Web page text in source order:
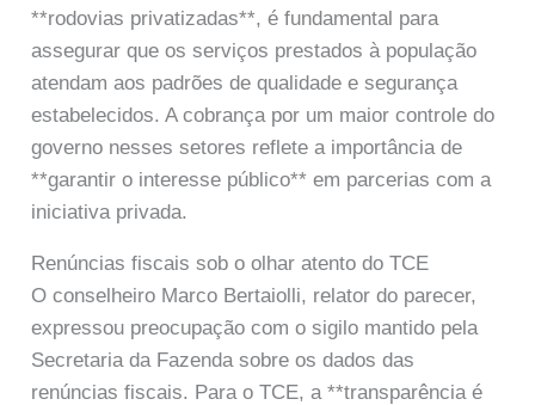
**rodovias privatizadas**, é fundamental para
assegurar que os serviços prestados à população
atendam aos padrões de qualidade e segurança
estabelecidos. A cobrança por um maior controle do
governo nesses setores reflete a importância de
**garantir o interesse público** em parcerias com a
iniciativa privada.
Renúncias fiscais sob o olhar atento do TCE
O conselheiro Marco Bertaiolli, relator do parecer,
expressou preocupação com o sigilo mantido pela
Secretaria da Fazenda sobre os dados das
renúncias fiscais. Para o TCE, a **transparência é